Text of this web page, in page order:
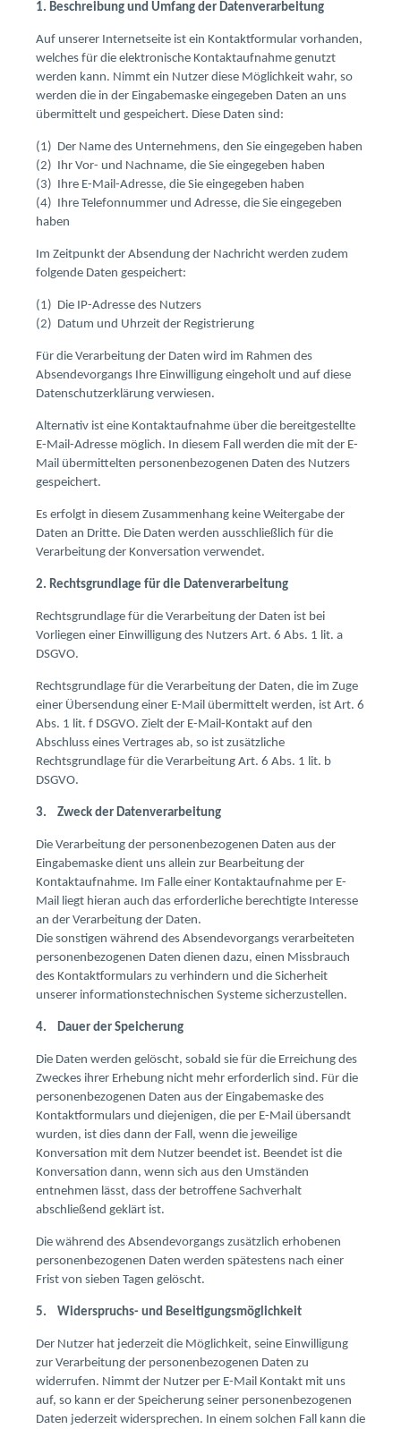
1. Beschreibung und Umfang der Datenverarbeitung
Auf unserer Internetseite ist ein Kontaktformular vorhanden,
welches für die elektronische Kontaktaufnahme genutzt
werden kann. Nimmt ein Nutzer diese Möglichkeit wahr, so
werden die in der Eingabemaske eingegeben Daten an uns
übermittelt und gespeichert. Diese Daten sind:
(1) Der Name des Unternehmens, den Sie eingegeben haben
(2) Ihr Vor- und Nachname, die Sie eingegeben haben
(3) Ihre E-Mail-Adresse, die Sie eingegeben haben
(4) Ihre Telefonnummer und Adresse, die Sie eingegeben
haben
Im Zeitpunkt der Absendung der Nachricht werden zudem
folgende Daten gespeichert:
(1) Die IP-Adresse des Nutzers
(2) Datum und Uhrzeit der Registrierung
Für die Verarbeitung der Daten wird im Rahmen des
Absendevorgangs Ihre Einwilligung eingeholt und auf diese
Datenschutzerklärung verwiesen.
Alternativ ist eine Kontaktaufnahme über die bereitgestellte
E-Mail-Adresse möglich. In diesem Fall werden die mit der E-
Mail übermittelten personenbezogenen Daten des Nutzers
gespeichert.
Es erfolgt in diesem Zusammenhang keine Weitergabe der
Daten an Dritte. Die Daten werden ausschließlich für die
Verarbeitung der Konversation verwendet.
2. Rechtsgrundlage für die Datenverarbeitung
Rechtsgrundlage für die Verarbeitung der Daten ist bei
Vorliegen einer Einwilligung des Nutzers Art. 6 Abs. 1 lit. a
DSGVO.
Rechtsgrundlage für die Verarbeitung der Daten, die im Zuge
einer Übersendung einer E-Mail übermittelt werden, ist Art. 6
Abs. 1 lit. f DSGVO. Zielt der E-Mail-Kontakt auf den
Abschluss eines Vertrages ab, so ist zusätzliche
Rechtsgrundlage für die Verarbeitung Art. 6 Abs. 1 lit. b
DSGVO.
3. Zweck der Datenverarbeitung
Die Verarbeitung der personenbezogenen Daten aus der
Eingabemaske dient uns allein zur Bearbeitung der
Kontaktaufnahme. Im Falle einer Kontaktaufnahme per E-
Mail liegt hieran auch das erforderliche berechtigte Interesse
an der Verarbeitung der Daten.
Die sonstigen während des Absendevorgangs verarbeiteten
personenbezogenen Daten dienen dazu, einen Missbrauch
des Kontaktformulars zu verhindern und die Sicherheit
unserer informationstechnischen Systeme sicherzustellen.
4. Dauer der Speicherung
Die Daten werden gelöscht, sobald sie für die Erreichung des
Zweckes ihrer Erhebung nicht mehr erforderlich sind. Für die
personenbezogenen Daten aus der Eingabemaske des
Kontaktformulars und diejenigen, die per E-Mail übersandt
wurden, ist dies dann der Fall, wenn die jeweilige
Konversation mit dem Nutzer beendet ist. Beendet ist die
Konversation dann, wenn sich aus den Umständen
entnehmen lässt, dass der betroffene Sachverhalt
abschließend geklärt ist.
Die während des Absendevorgangs zusätzlich erhobenen
personenbezogenen Daten werden spätestens nach einer
Frist von sieben Tagen gelöscht.
5. Widerspruchs- und Beseitigungsmöglichkeit
Der Nutzer hat jederzeit die Möglichkeit, seine Einwilligung
zur Verarbeitung der personenbezogenen Daten zu
widerrufen. Nimmt der Nutzer per E-Mail Kontakt mit uns
auf, so kann er der Speicherung seiner personenbezogenen
Daten jederzeit widersprechen. In einem solchen Fall kann die